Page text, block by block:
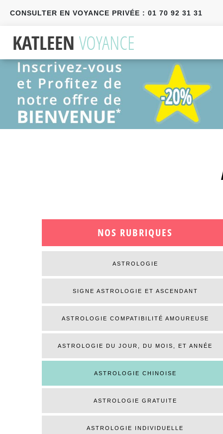
CONSULTER EN VOYANCE PRIVÉE : 01 70 92 31 31
NOS RUBRIQUES
ASTROLOGIE
SIGNE ASTROLOGIE ET ASCENDANT
ASTROLOGIE COMPATIBILITÉ AMOUREUSE
ASTROLOGIE DU JOUR, DU MOIS, ET ANNÉE
ASTROLOGIE CHINOISE
ASTROLOGIE GRATUITE
ASTROLOGIE INDIVIDUELLE